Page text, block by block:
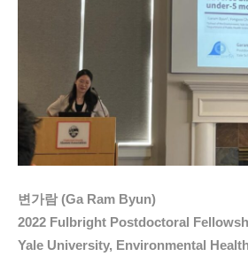
변가람 (Ga Ram Byun)
2022 Fulbright Postdoctoral
Yale University, Environmental